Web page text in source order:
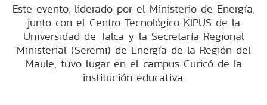
Este evento, liderado por el Ministerio de Energía,
junto con el Centro Tecnológico KIPUS de la
Universidad de Talca y la Secretaría Regional
Ministerial (Seremi) de Energía de la Región del
Maule, tuvo lugar en el campus Curicó de la
institución educativa.